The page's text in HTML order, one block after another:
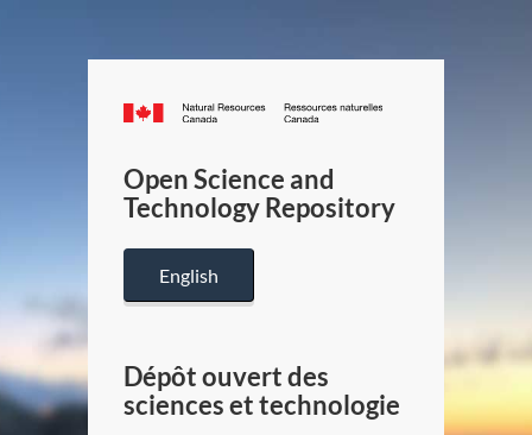
Canada.ca
/
Canada
Open Science and
Technology Repository
English
Dépôt ouvert des
sciences et technologie